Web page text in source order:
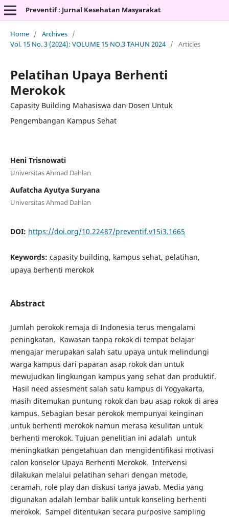
Preventif : Jurnal Kesehatan Masyarakat
Home / Archives /
Vol. 15 No. 3 (2024): VOLUME 15 NO.3 TAHUN 2024 / Articles
Pelatihan Upaya Berhenti
Merokok
Capasity Building Mahasiswa dan Dosen Untuk
Pengembangan Kampus Sehat
Heni Trisnowati
Universitas Ahmad Dahlan
Aufatcha Ayutya Suryana
Universitas Ahmad Dahlan
DOI: https://doi.org/10.22487/preventif.v15i3.1665
Keywords: capasity building, kampus sehat, pelatihan,
upaya berhenti merokok
Abstract
Jumlah perokok remaja di Indonesia terus mengalami
peningkatan. Kawasan tanpa rokok di tempat belajar
mengajar merupakan salah satu upaya untuk melindungi
warga kampus dari paparan asap rokok dan untuk
mewujudkan lingkungan kampus yang sehat dan produktif.
Hasil need assesment salah satu kampus di Yogyakarta,
masih ditemukan puntung rokok dan bau asap rokok di area
kampus. Sebagian besar perokok mempunyai keinginan
untuk berhenti merokok namun merasa kesulitan untuk
berhenti merokok. Tujuan penelitian ini adalah untuk
meningkatkan pengetahuan dan mengidentifikasi motivasi
calon konselor Upaya Berhenti Merokok. Intervensi
dilakukan melalui pelatihan sehari dengan metode,
ceramah, role play dan diskusi tanya jawab. Media yang
digunakan adalah lembar balik untuk konseling berhenti
merokok. Sampel ditentukan secara purposive sampling